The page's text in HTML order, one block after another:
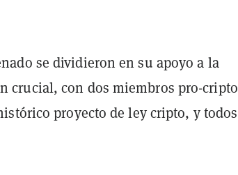
se dividieron en su apoyo a la
crucial, con dos miembros pro-cripto
proyecto de ley cripto, y todos